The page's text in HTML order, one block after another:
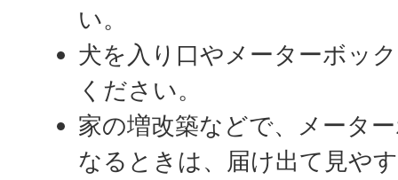
い。
犬を入り口やメーターボッ
ください。
家の増改築などで、メータ
なるときは、届け出て見や